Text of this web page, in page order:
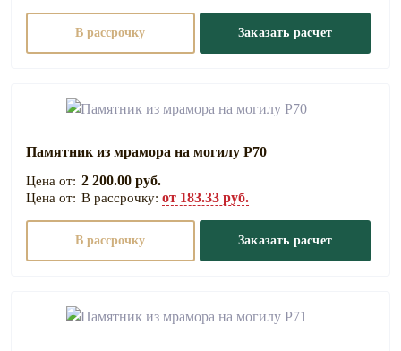
В рассрочку Заказать расчет
Памятник из мрамора на могилу Р70
2 200.00 руб.
В рассрочку: от 183.33 руб.
В рассрочку Заказать расчет